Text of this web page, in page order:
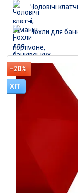
Чоловічі
Чохли для
−20%
ХІТ